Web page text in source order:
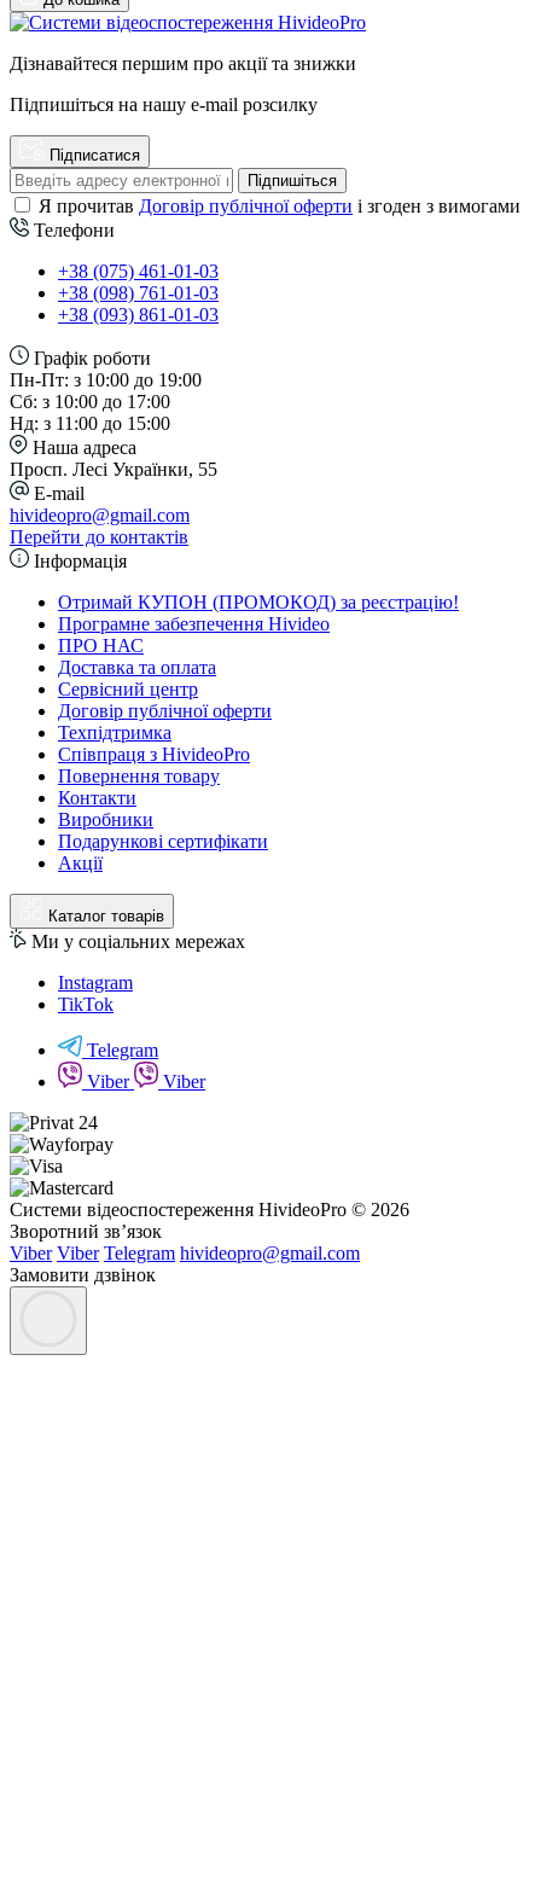
Дізнавайтеся першим про акції та знижки
Підпишіться на нашу e-mail розсилку
Підписатися
Підпишіться
Я прочитав Договір публічної оферти і згоден з вимогами
Телефони
+38 (075) 461-01-03
+38 (098) 761-01-03
+38 (093) 861-01-03
Графік роботи
Пн-Пт: з 10:00 до 19:00
Сб: з 10:00 до 17:00
Нд: з 11:00 до 15:00
Наша адреса
Просп. Лесі Українки, 55
E-mail
hivideopro@gmail.com
Перейти до контактів
Інформація
Отримай КУПОН (ПРОМОКОД) за реєстрацію!
Програмне забезпечення Hivideo
ПРО НАС
Доставка та оплата
Сервісний центр
Договір публічної оферти
Техпідтримка
Співпраця з HivideoPro
Повернення товару
Контакти
Виробники
Подарункові сертифікати
Акції
Каталог товарів
Ми у соціальних мережах
Instagram
TikTok
Telegram
Viber
Viber
Системи відеоспостереження HivideoPro © 2026
Зворотний зв’язок
Viber Viber Telegram hivideopro@gmail.com
Замовити дзвінок